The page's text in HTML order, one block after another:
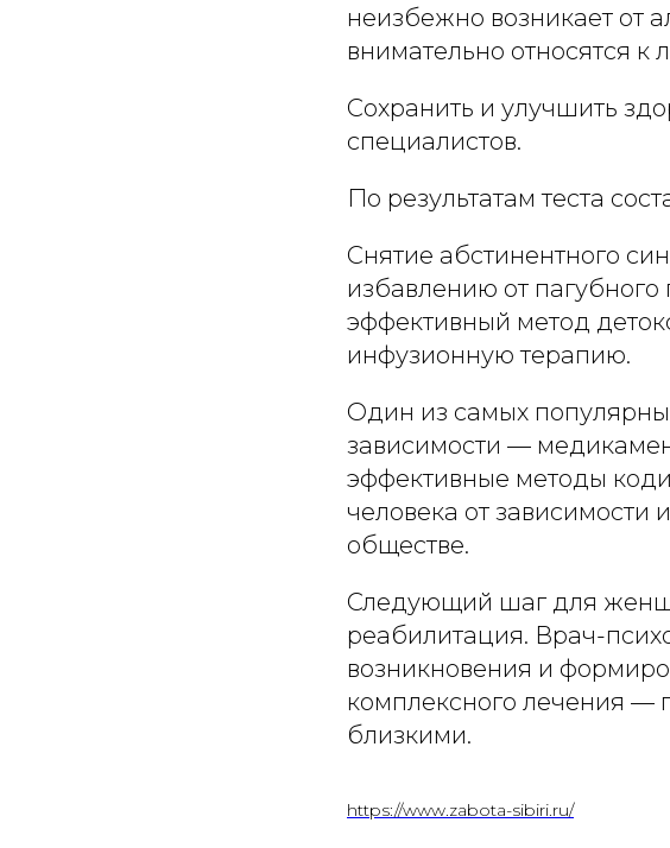
неизбежно возникает от
внимательно относятся к
Сохранить и улучшить
специалистов.
По результатам теста
Снятие абстинентного
избавлению от
эффективный метод
инфузионную терапию.
Один из самых
зависимости —
эффективные методы
человека от зависимости
обществе.
Следующий шаг для
реабилитация. Врач-
возникновения и
комплексного лечения —
близкими.
https://www.zabota-sibiri.ru/